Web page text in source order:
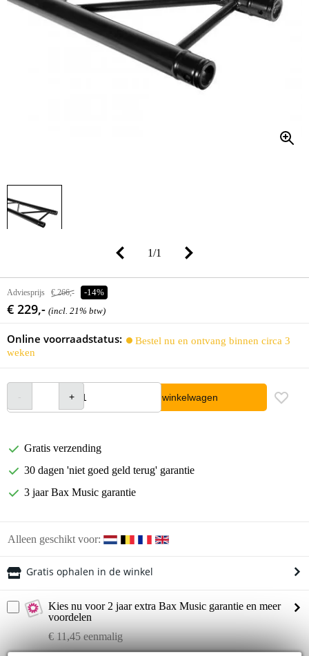
1/1
Adviesprijs € 266,- -14%
€ 229,- (incl. 21% btw)
Online voorraadstatus:
Bestel nu en ontvang binnen circa 3
weken
In winkelwagen
Gratis verzending
30 dagen 'niet goed geld terug' garantie
3 jaar Bax Music garantie
Alleen geschikt voor:
Gratis ophalen in de winkel
Kies nu voor 2 jaar extra Bax Music garantie en meer
voordelen
€ 11,45 eenmalig